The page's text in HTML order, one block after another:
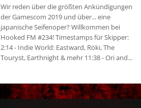
Wir reden über die größten Ankündigungen
der Gamescom 2019 und über... eine
japanische Seifenoper? Willkommen bei
Hooked FM #234! Timestamps für Skipper:
2:14 - Indie World: Eastward, Röki, The
Touryst, Earthnight & mehr 11:38 - Ori and...